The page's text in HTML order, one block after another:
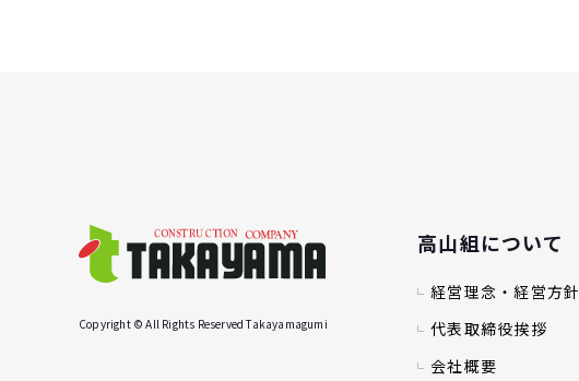
Copyright © All Rights Reserved Takayamagumi
高山組について
経営理念・経営方針
代表取締役挨拶
会社概要